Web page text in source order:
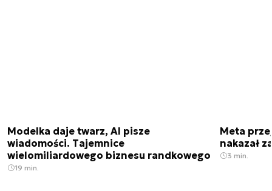
Modelka daje twarz, AI pisze
wiadomości. Tajemnice
wielomiliardowego biznesu randkowego
19 min.
Meta
nakazał
3 min.